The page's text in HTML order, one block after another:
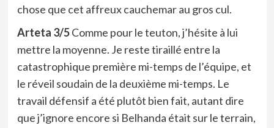
chose que cet affreux cauchemar au gros cul.
Arteta 3/5Comme pour le teuton, j’hésite à lui
mettre la moyenne. Je reste tiraillé entre la
catastrophique première mi-temps de l’équipe, et
le réveil soudain de la deuxième mi-temps. Le
travail défensif a été plutôt bien fait, autant dire
que j’ignore encore si Belhanda était sur le terrain,